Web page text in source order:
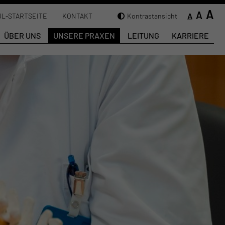
STARTSEITE KONTAKT Kontrastansicht A A A
ÜBER UNS UNSERE PRAXEN LEITUNG KARRIERE